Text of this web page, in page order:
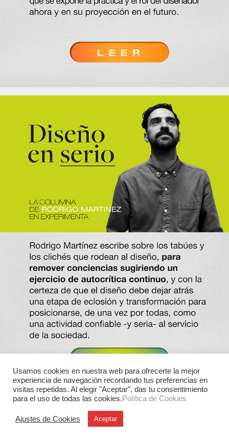
Usamos cookies en nuestra web para ofrecerte la mejor
experiencia de navegación recordando tus preferencias en
visitas repetidas. Al elegir "Aceptar", das tu consentimiento
para el uso de todas las cookies.Política de Cookies
Ajustes de Cookies Aceptar